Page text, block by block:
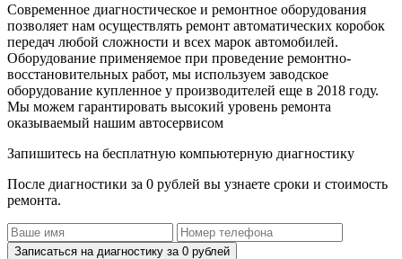
Современное диагностическое и ремонтное оборудования
позволяет нам осуществлять ремонт автоматических коробок
передач любой сложности и всех марок автомобилей.
Оборудование применяемое при проведение ремонтно-
восстановительных работ, мы используем заводское
оборудование купленное у производителей еще в 2018 году.
Мы можем гарантировать высокий уровень ремонта
оказываемый нашим автосервисом
Запишитесь на бесплатную компьютерную диагностику
После диагностики за 0 рублей вы узнаете сроки и стоимость
ремонта.
Записаться на диагностику за 0 рублей